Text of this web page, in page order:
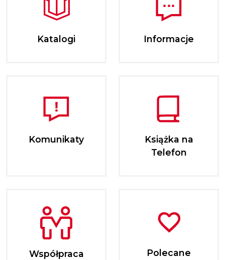
Katalogi Informacje
Komunikaty
Książka na
Telefon
Współpraca Polecane